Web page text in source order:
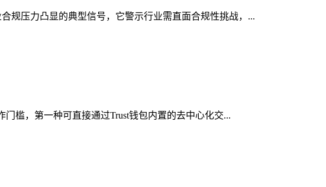
规压力凸显的典型信号，它警示行业需直面合规性挑战，...
槛，第一种可直接通过Trust钱包内置的去中心化交...